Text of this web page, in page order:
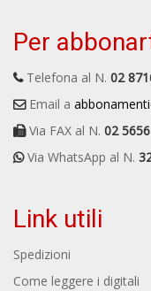
Per
Telefona al N. 02
Email a
Via FAX al N. 02
Via WhatsApp al N.
Link utili
Spedizioni
Come leggere i digitali